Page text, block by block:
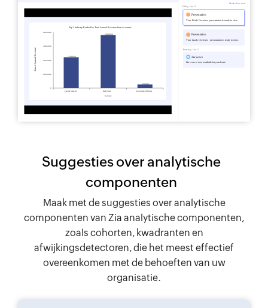
Suggesties over analytische
componenten
Maak met de suggesties over analytische
componenten van Zia analytische componenten,
zoals cohorten, kwadranten en
afwijkingsdetectoren, die het meest effectief
overeenkomen met de behoeften van uw
organisatie.